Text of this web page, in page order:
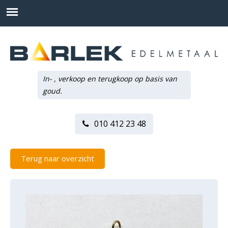
In- , verkoop en terugkoop op basis van
goud.
010 412 23 48
Terug naar overzicht